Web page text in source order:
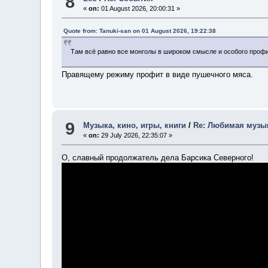
«on: 01 August 2026, 20:00:31 »
Quote from: Tanuki-san on 01 August 2026, 19:22:38
Там всё равно все монголы в широком смысле и особого
Правящему режиму профит в виде пушечного мяса.
9 Музыка, кино, игры, книги / Re: Любимая
«on: 29 July 2026, 22:35:07 »
О, славный продолжатель дела Барсика Северного!